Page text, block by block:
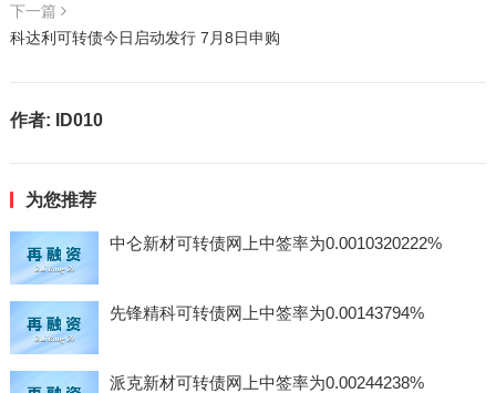
下一篇
科达利可转债今日启动发行 7月8日申购
作者: ID010
为您推荐
中仑新材可转债网上中签率为0.0010320222%
先锋精科可转债网上中签率为0.00143794%
派克新材可转债网上中签率为0.00244238%